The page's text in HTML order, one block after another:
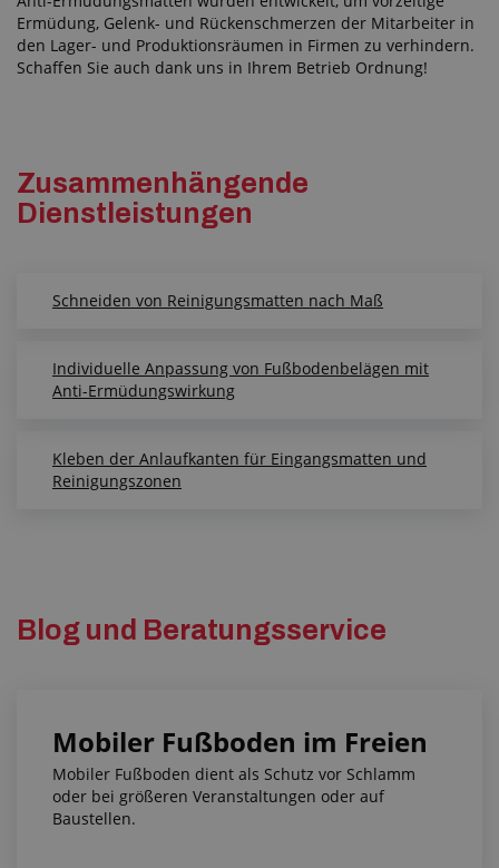
Ermüdung, Gelenk- und Rückenschmerzen der Mitarbeiter in
den Lager- und Produktionsräumen in Firmen zu verhindern.
Schaffen Sie auch dank uns in Ihrem Betrieb Ordnung!
Zusammenhängende
Dienstleistungen
Schneiden von Reinigungsmatten nach Maß
Individuelle Anpassung von Fußbodenbelägen mit
Anti-Ermüdungswirkung
Kleben der Anlaufkanten für Eingangsmatten und
Reinigungszonen
Blog und Beratungsservice
Mobiler Fußboden im Freien
Mobiler Fußboden dient als Schutz vor Schlamm
oder bei größeren Veranstaltungen oder auf
Baustellen.